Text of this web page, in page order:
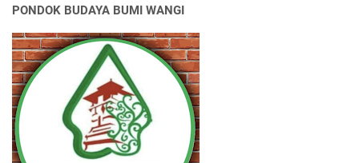
PONDOK BUDAYA BUMI WANGI